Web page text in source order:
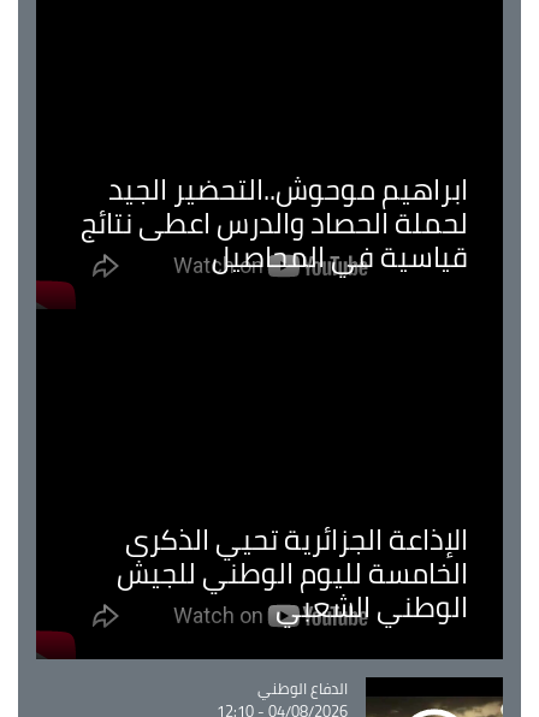
ابراهيم موحوش..التحضير الجيد
لحملة الحصاد والدرس اعطى نتائج
قياسية في المحاصيل
الإذاعة الجزائرية تحيي الذكرى
الخامسة لليوم الوطني للجيش
الوطني الشعبي
Catégorie
الدفاع الوطني
04/08/2026 - 12:10